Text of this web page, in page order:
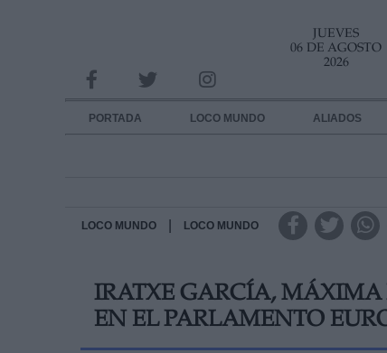
JUEVES
06 DE AGOSTO
2026
PORTADA LOCO MUNDO ALIADOS
LOCO MUNDO LOCO MUNDO
IRATXE GARCÍA, MÁXIMA
EN EL PARLAMENTO
INFORMACION SOBRE LA PROTECCIÓN DE TUS DATOS
Responsable:
Destinatarios:
link
Información adicional
link